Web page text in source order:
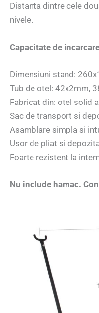
Distanta dintre cele
nivele.
Capacitate de
Dimensiuni stand:
Tub de otel: 42x2mm,
Fabricat din: otel solid
Sac de transport si
Asamblare simpla si
Usor de pliat si
Foarte rezistent la
Nu include hamac.